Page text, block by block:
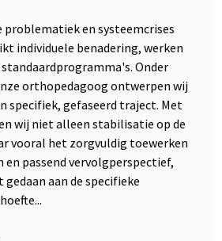
problematiek en systeemcrises
individuele benadering, werken
Onder
orthopedagoog ontwerpen wij
specifiek, gefaseerd traject. Met
wij niet alleen stabilisatie op de
vooral het zorgvuldig toewerken
en passend vervolgperspectief,
aan de specifieke